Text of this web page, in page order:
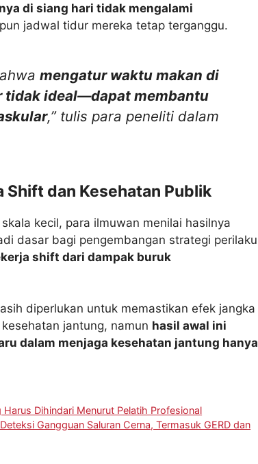
di siang hari tidak mengalami
jadwal tidur mereka tetap terganggu.
mengatur waktu makan di
ideal—dapat membantu
,” tulis para peneliti dalam
Shift dan Kesehatan Publik
kecil, para ilmuwan menilai hasilnya
dasar bagi pengembangan strategi perilaku
shift dari dampak buruk
diperlukan untuk memastikan efek jangka
jantung, namun hasil awal ini
dalam menjaga kesehatan jantung hanya
Dihindari Menurut Pelatih Profesional
Gangguan Saluran Cerna, Termasuk GERD dan